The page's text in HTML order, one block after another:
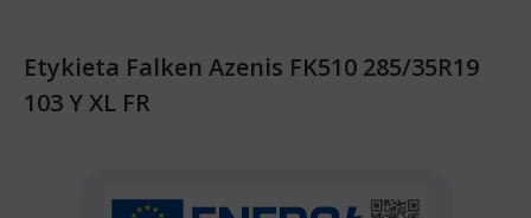
Etykieta Falken Azenis FK510 285/35R19
103 Y XL FR